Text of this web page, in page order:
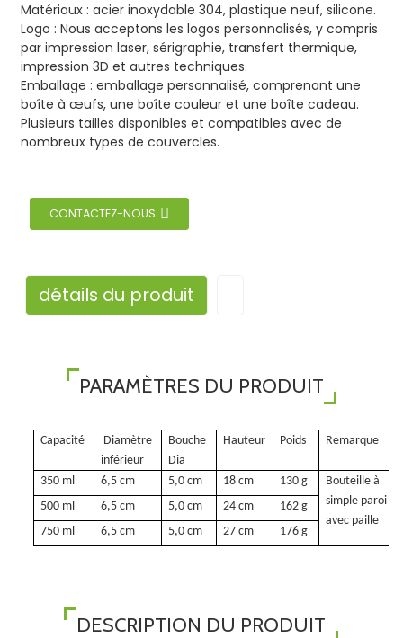
Matériaux : acier inoxydable 304, plastique neuf, silicone.
Logo : Nous acceptons les logos personnalisés, y compris
par impression laser, sérigraphie, transfert thermique,
impression 3D et autres techniques.
Emballage : emballage personnalisé, comprenant une
boîte à œufs, une boîte couleur et une boîte cadeau.
Plusieurs tailles disponibles et compatibles avec de
nombreux types de couvercles.
CONTACTEZ-NOUS
détails du produit
PARAMÈTRES DU PRODUIT
Capacité
Diamètre
inférieur
Bouche
Dia
Hauteur Poids Remarque
350 ml 6,5 cm 5,0 cm 18 cm 130 g
Bouteille à
simple paroi
avec paille
500 ml 6,5 cm 5,0 cm 24 cm
162 g
750 ml
6,5 cm 5,0 cm 27 cm 176 g
DESCRIPTION DU PRODUIT